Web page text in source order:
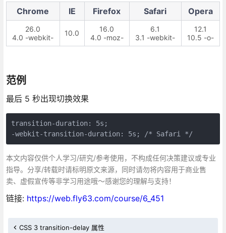
Chrome IE Firefox Safari Opera
26.0
4.0 -webkit-
10.0
16.0
4.0 -moz-
6.1
3.1 -webkit-
12.1
10.5 -o-
范例
最后 5 秒出现切换效果
transition-duration: 5s;
-webkit-transition-duration: 5s; /* Safari */
本文内容仅供个人学习/研究/参考使用，不构成任何决策建议或专业
指导。分享/转载时请标明原文来源，同时请勿将内容用于商业售
卖、虚假宣传等非学习用途哦～感谢您的理解与支持！
链接: https://web.fly63.com/course/6_451
CSS 3 transition-delay 属性